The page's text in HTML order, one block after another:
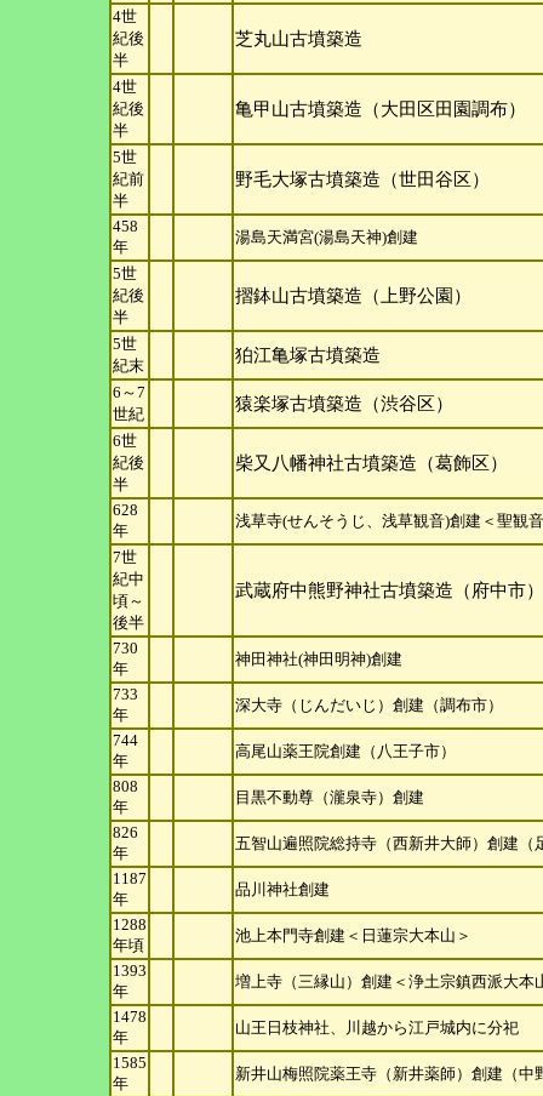
4世
紀後
半
芝丸山古墳築造
4世
紀後
半
亀甲山古墳築造（大田区田園調布）
5世
紀前
半
野毛大塚古墳築造（世田谷区）
458
年
湯島天満宮(湯島天神)創建
5世
紀後
半
摺鉢山古墳築造（上野公園）
5世
紀末
狛江亀塚古墳築造
6～7
世紀
猿楽塚古墳築造（渋谷区）
6世
紀後
半
柴又八幡神社古墳築造（葛飾区）
628
年
浅草寺(せんそうじ、浅草観音)創建＜聖観
7世
紀中
頃～
後半
武蔵府中熊野神社古墳築造（府中市）
730
年
神田神社(神田明神)創建
733
年
深大寺（じんだいじ）創建（調布市）
744
年
高尾山薬王院創建（八王子市）
808
年
目黒不動尊（瀧泉寺）創建
826
年
五智山遍照院総持寺（西新井大師）創建（
1187
年
品川神社創建
1288
年頃
池上本門寺創建＜日蓮宗大本山＞
1393
年
増上寺（三縁山）創建＜浄土宗鎮西派大本
1478
年
山王日枝神社、川越から江戸城内に分祀
1585
年
新井山梅照院薬王寺（新井薬師）創建（中